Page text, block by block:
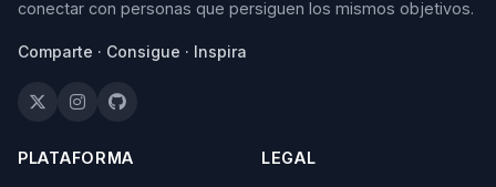
conectar con personas que persiguen los mismos objetivos.
Comparte · Consigue · Inspira
PLATAFORMA LEGAL